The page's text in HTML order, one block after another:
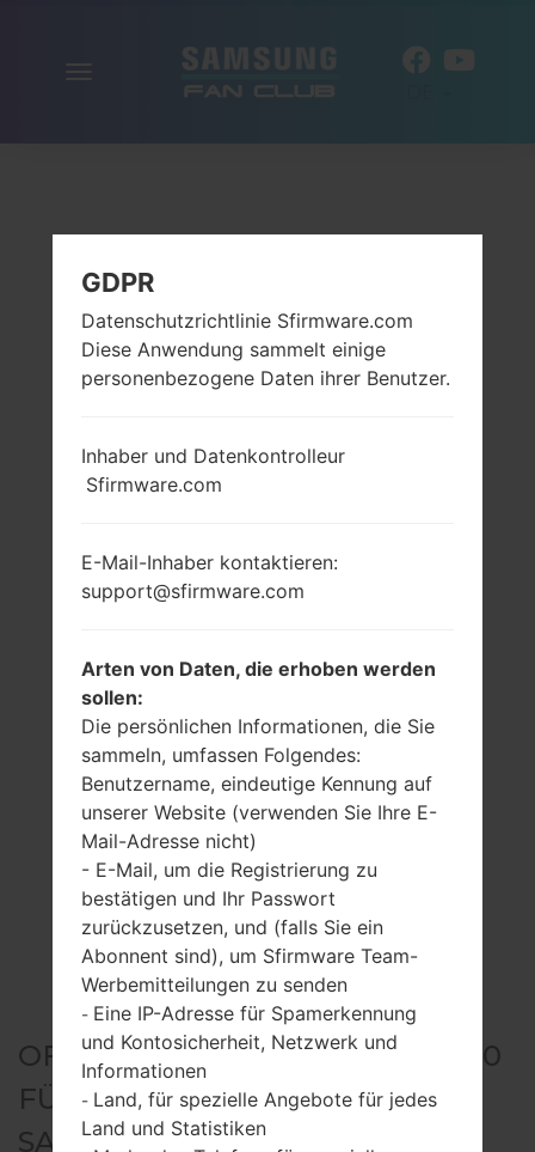
OFFIZIELLER FIRMWARE #7190
FÜR GT-S7500 -
SAMSUNGGALAXY ACE PLUS
GDPR
Datenschutzrichtlinie Sfirmware.com
Diese Anwendung sammelt einige
personenbezogene Daten ihrer Benutzer.
Inhaber und Datenkontrolleur
Sfirmware.com
E-Mail-Inhaber kontaktieren:
support@sfirmware.com
Arten von Daten, die erhoben werden
sollen:
Die persönlichen Informationen, die Sie
sammeln, umfassen Folgendes:
Benutzername, eindeutige Kennung auf
unserer Website (verwenden Sie Ihre E-
Mail-Adresse nicht)
- E-Mail, um die Registrierung zu
bestätigen und Ihr Passwort
zurückzusetzen, und (falls Sie ein
Abonnent sind), um Sfirmware Team-
Werbemitteilungen zu senden
- Eine IP-Adresse für Spamerkennung
und Kontosicherheit, Netzwerk und
Informationen
- Land, für spezielle Angebote für jedes
Land und Statistiken